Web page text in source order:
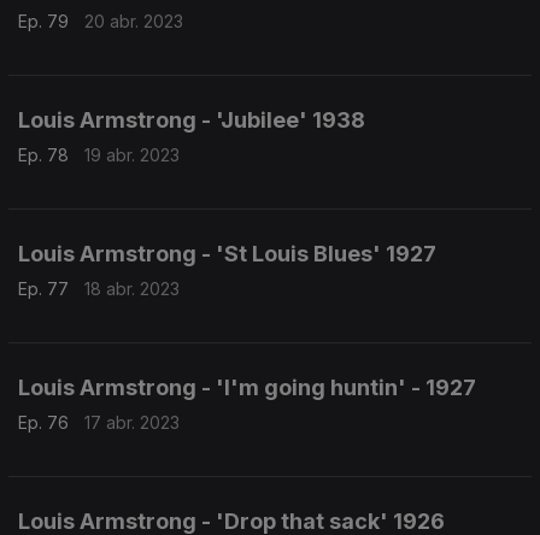
Ep. 79 20 abr. 2023
Louis Armstrong - 'Jubilee' 1938
Ep. 78 19 abr. 2023
Louis Armstrong - 'St Louis Blues' 1927
Ep. 77 18 abr. 2023
Louis Armstrong - 'I'm going huntin' - 1927
Ep. 76 17 abr. 2023
Louis Armstrong - 'Drop that sack' 1926